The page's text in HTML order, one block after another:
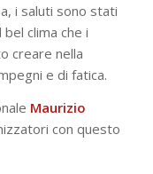
i saluti sono stati
clima che i
creare nella
e di fatica.
Maurizio
con questo